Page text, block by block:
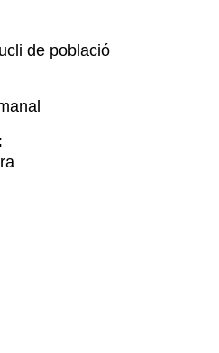
de població